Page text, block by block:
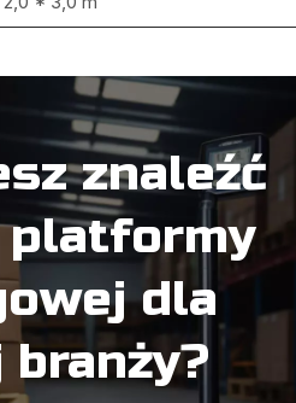
znaleźć
platformy
dla